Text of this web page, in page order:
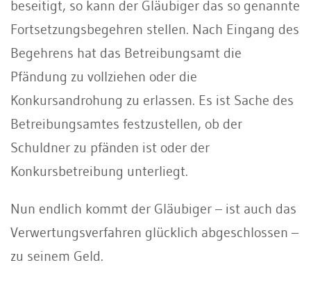
beseitigt, so kann der Gläubiger das so genannte
Fortsetzungsbegehren stellen. Nach Eingang des
Begehrens hat das Betreibungsamt die
Pfändung zu vollziehen oder die
Konkursandrohung zu erlassen. Es ist Sache des
Betreibungsamtes festzustellen, ob der
Schuldner zu pfänden ist oder der
Konkursbetreibung unterliegt.
Nun endlich kommt der Gläubiger – ist auch das
Verwertungsverfahren glücklich abgeschlossen –
zu seinem Geld.